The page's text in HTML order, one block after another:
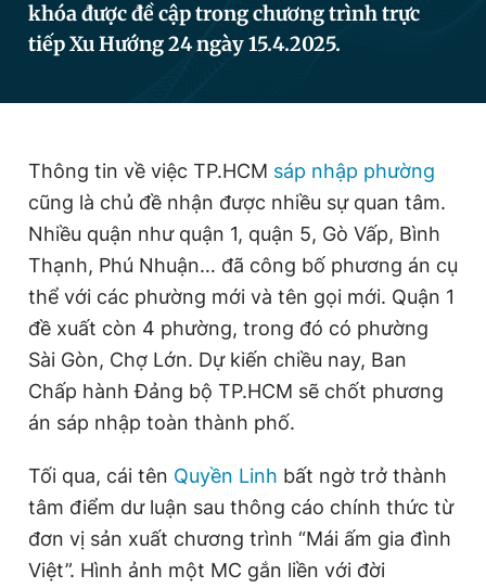
Đọc Thanh Niên trên điện thoại
Theo dõi báo trên
Hotline
0906 645 777
Liên hệ quảng cáo
0908 780 404
Đặt báo Quảng cáo Chính sách bảo
Tổng biên tập: Nguyễn Ngọc Toàn
Phó tổng biên tập thường trực: Hải Thành
Phó tổng biên tập: Lâm Hiếu Dũng
Phó tổng biên tập: Trần Việt Hưng
Tổng thư ký tòa soạn: Đức Trung
Giấy phép xuất bản số 110/GP - BTTTT cấp ngày 24.3.2020
© 2003-2026 Bản quyền thuộc về Báo Thanh Niên. Cấm sao
chép dưới mọi hình thức nếu không có sự chấp thuận bằng văn
bản. Phát triển bởi ePi Technologies, JSC.
khóa được đề cập trong chương trình trực
tiếp Xu Hướng 24 ngày 15.4.2025.
Thông tin về việc TP.HCM sáp nhập phường
cũng là chủ đề nhận được nhiều sự quan tâm.
Nhiều quận như quận 1, quận 5, Gò Vấp, Bình
Thạnh, Phú Nhuận… đã công bố phương án cụ
thể với các phường mới và tên gọi mới. Quận 1
đề xuất còn 4 phường, trong đó có phường
Sài Gòn, Chợ Lớn. Dự kiến chiều nay, Ban
Chấp hành Đảng bộ TP.HCM sẽ chốt phương
án sáp nhập toàn thành phố.
Tối qua, cái tên Quyền Linh bất ngờ trở thành
tâm điểm dư luận sau thông cáo chính thức từ
đơn vị sản xuất chương trình “Mái ấm gia đình
Việt”. Hình ảnh một MC gắn liền với đời